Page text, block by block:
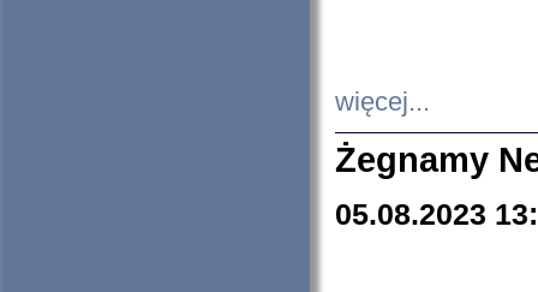
więcej...
Żegnamy
05.08.2023